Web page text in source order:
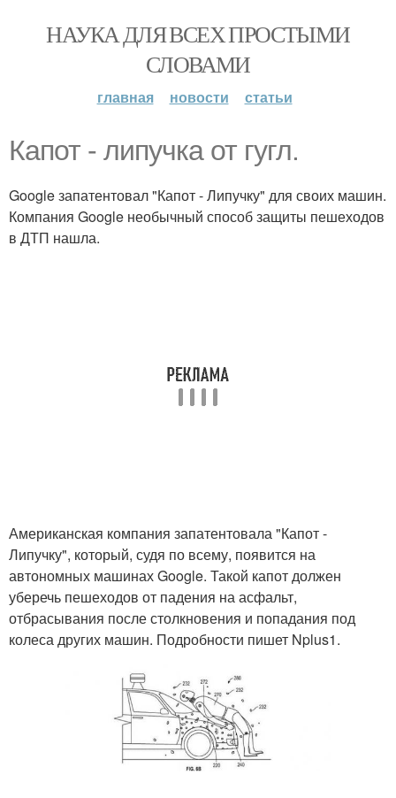
НАУКА ДЛЯ ВСЕХ ПРОСТЫМИ
СЛОВАМИ
главная новости статьи
Капот - липучка от гугл.
Google запатентовал "Капот - Липучку" для своих машин.
Компания Google необычный способ защиты пешеходов
в ДТП нашла.
Американская компания запатентовала "Капот -
Липучку", который, судя по всему, появится на
автономных машинах Google. Такой капот должен
уберечь пешеходов от падения на асфальт,
отбрасывания после столкновения и попадания под
колеса других машин. Подробности пишет Nplus1.